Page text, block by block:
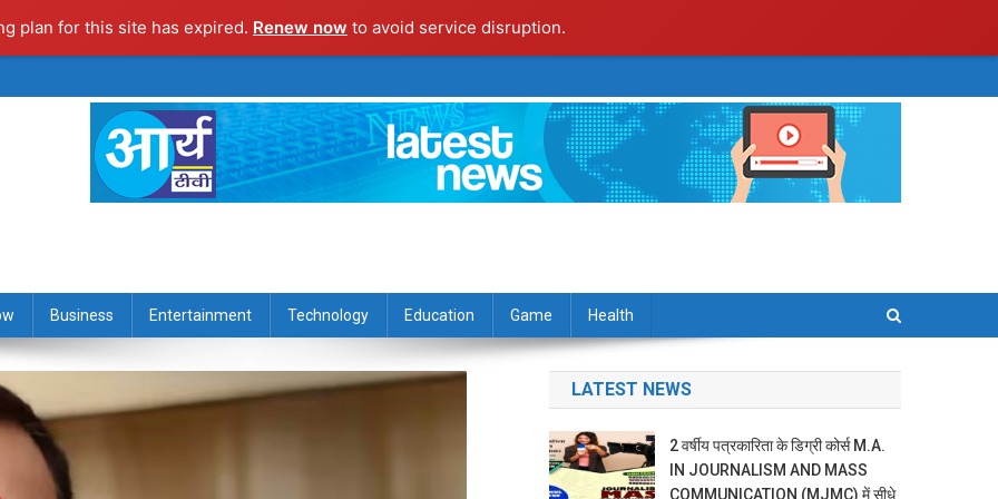
plan for this site has expired. Renew now to avoid service disruption.
Business Entertainment Technology Education Game Health
LATEST NEWS
2 वर्षीय पत्रकारिता के डिग्री कोर्स M.A.
IN JOURNALISM AND MASS
COMMUNICATION (MJMC) में सीधे